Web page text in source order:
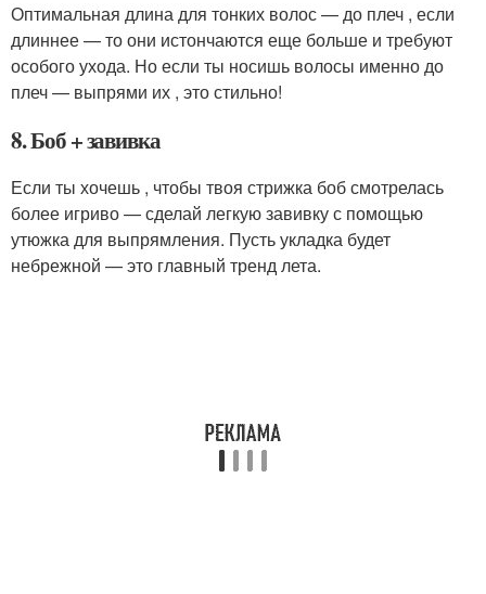
Оптимальная длина для тонких волос — до плеч , если
длиннее — то они истончаются еще больше и требуют
особого ухода. Но если ты носишь волосы именно до
плеч — выпрями их , это стильно!
8. Боб + завивка
Если ты хочешь , чтобы твоя стрижка боб смотрелась
более игриво — сделай легкую завивку с помощью
утюжка для выпрямления. Пусть укладка будет
небрежной — это главный тренд лета.